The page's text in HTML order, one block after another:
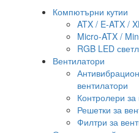
Компютърни кутии
ATX / E-ATX /
Micro-ATX /
RGB LED
Вентилатори
вентилатори
Контролери за
Решетки за
Филтри за